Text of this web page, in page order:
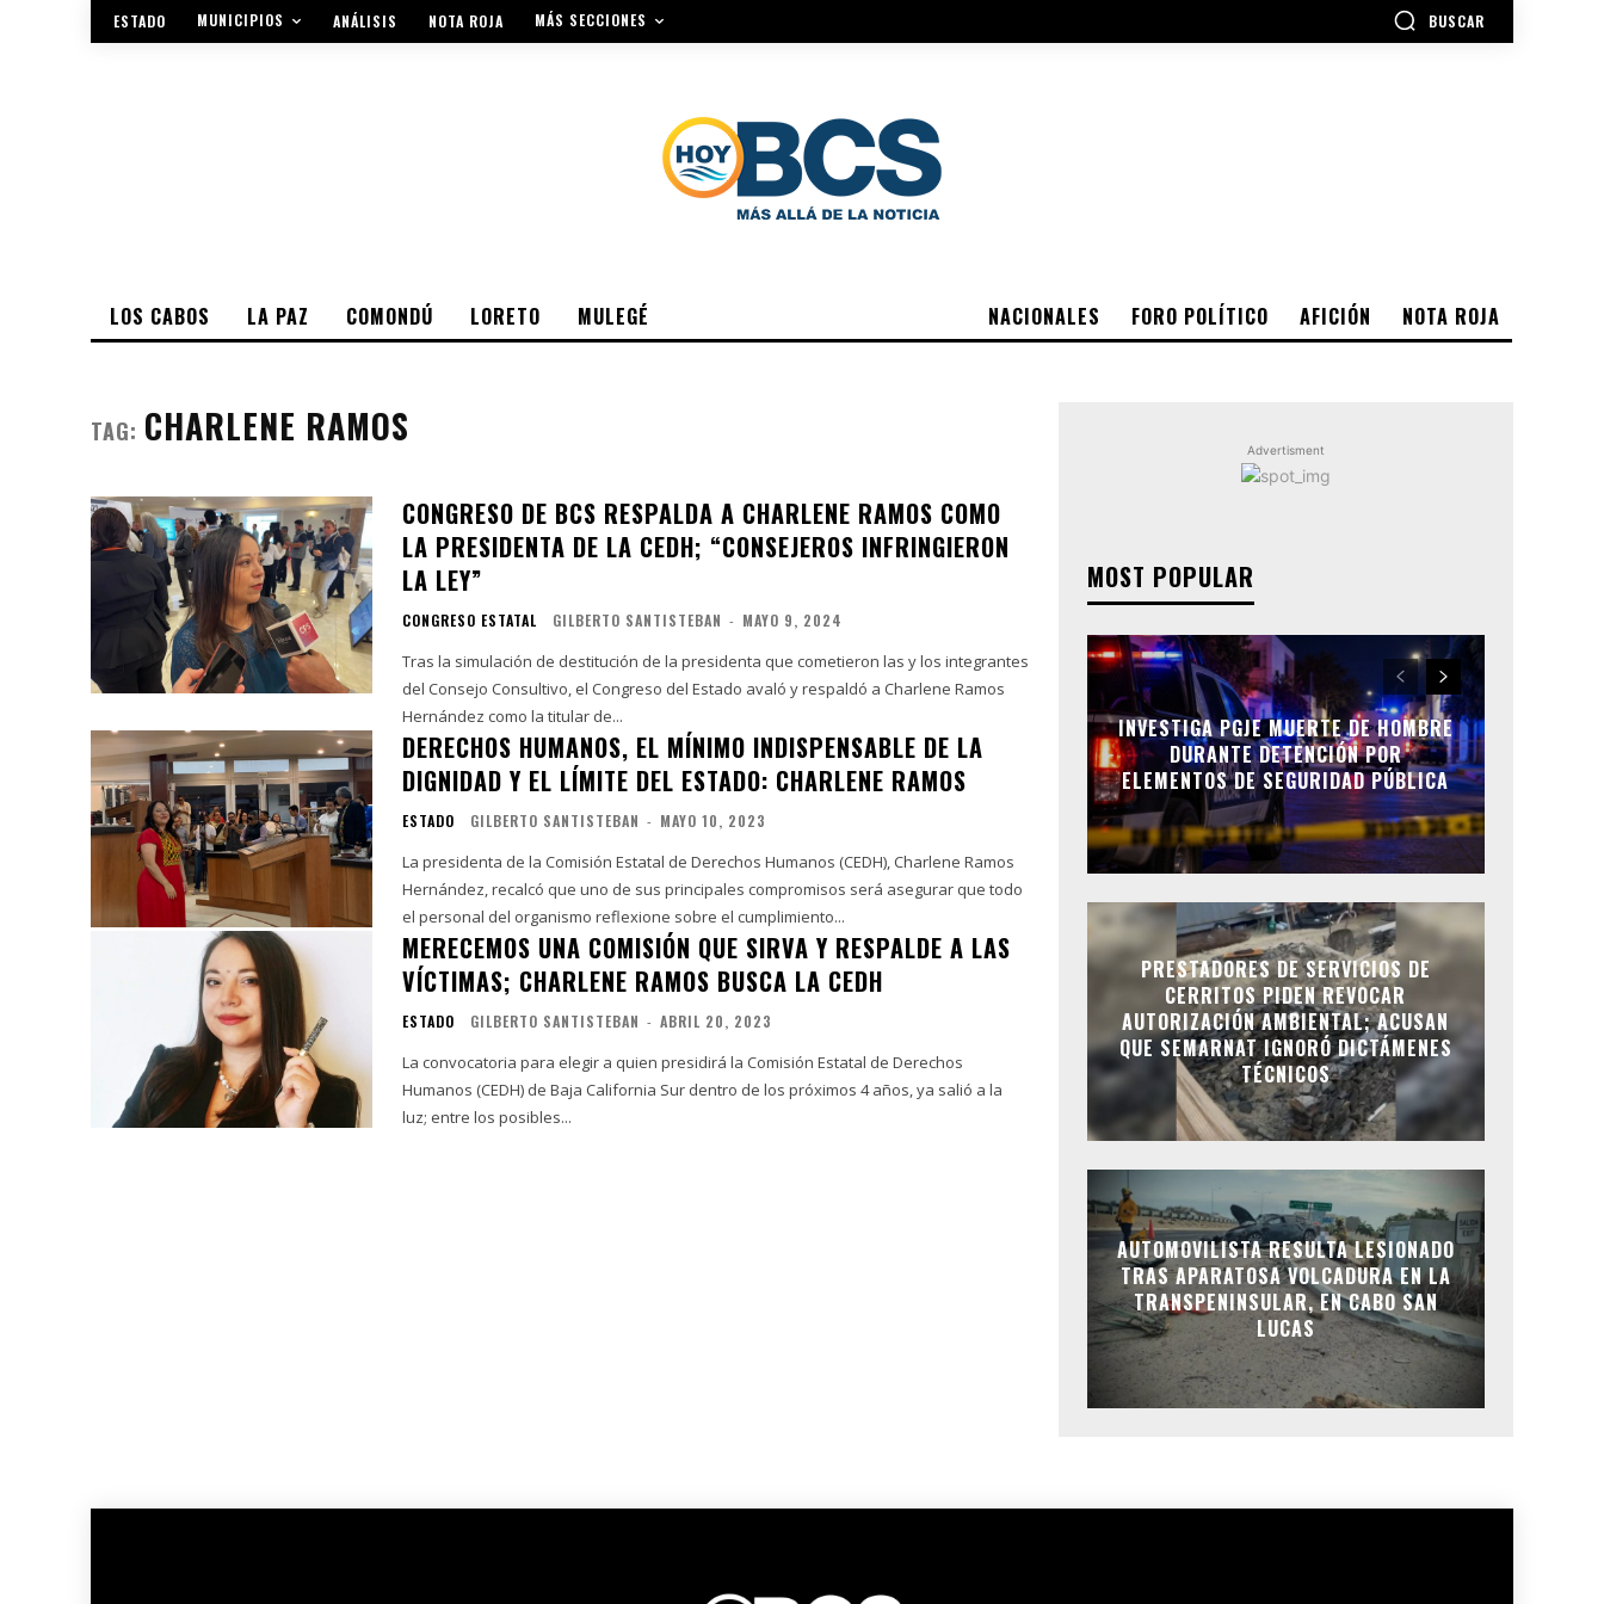
ESTADO MUNICIPIOS ANÁLISIS NOTA ROJA MÁS SECCIONES BUSCAR
NACIONALES FORO POLÍTICO AFICIÓN NOTA ROJA
LOS CABOS LA PAZ COMONDÚ LORETO MULEGÉ
TAG: CHARLENE RAMOS
CONGRESO DE BCS RESPALDA A CHARLENE RAMOS COMO
LA PRESIDENTA DE LA CEDH; “CONSEJEROS INFRINGIERON
LA LEY”
CONGRESO ESTATAL GILBERTO SANTISTEBAN - MAYO 9, 2024
Tras la simulación de destitución de la presidenta que cometieron las y los integrantes
del Consejo Consultivo, el Congreso del Estado avaló y respaldó a Charlene Ramos
Hernández como la titular de...
DERECHOS HUMANOS, EL MÍNIMO INDISPENSABLE DE LA
DIGNIDAD Y EL LÍMITE DEL ESTADO: CHARLENE RAMOS
ESTADO GILBERTO SANTISTEBAN - MAYO 10, 2023
La presidenta de la Comisión Estatal de Derechos Humanos (CEDH), Charlene Ramos
Hernández, recalcó que uno de sus principales compromisos será asegurar que todo
el personal del organismo reflexione sobre el cumplimiento...
MERECEMOS UNA COMISIÓN QUE SIRVA Y RESPALDE A LAS
VÍCTIMAS; CHARLENE RAMOS BUSCA LA CEDH
ESTADO GILBERTO SANTISTEBAN - ABRIL 20, 2023
La convocatoria para elegir a quien presidirá la Comisión Estatal de Derechos
Humanos (CEDH) de Baja California Sur dentro de los próximos 4 años, ya salió a la
luz; entre los posibles...
Advertisment
MOST POPULAR
INVESTIGA PGJE MUERTE DE HOMBRE
DURANTE DETENCIÓN POR
ELEMENTOS DE SEGURIDAD PÚBLICA
PRESTADORES DE SERVICIOS DE
CERRITOS PIDEN REVOCAR
AUTORIZACIÓN AMBIENTAL; ACUSAN
QUE SEMARNAT IGNORÓ DICTÁMENES
TÉCNICOS
AUTOMOVILISTA RESULTA LESIONADO
TRAS APARATOSA VOLCADURA EN LA
TRANSPENINSULAR, EN CABO SAN
LUCAS